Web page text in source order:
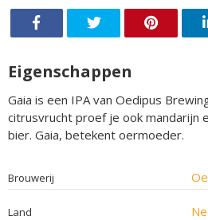
Eigenschappen
Gaia is een IPA van Oedipus
citrusvrucht proef je ook mandarijn
bier. Gaia, betekent oermoeder.
Brouwerij
Land